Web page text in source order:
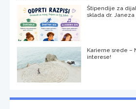
Štipendije za
sklada dr. Janeza
Karierne srede –
interese!